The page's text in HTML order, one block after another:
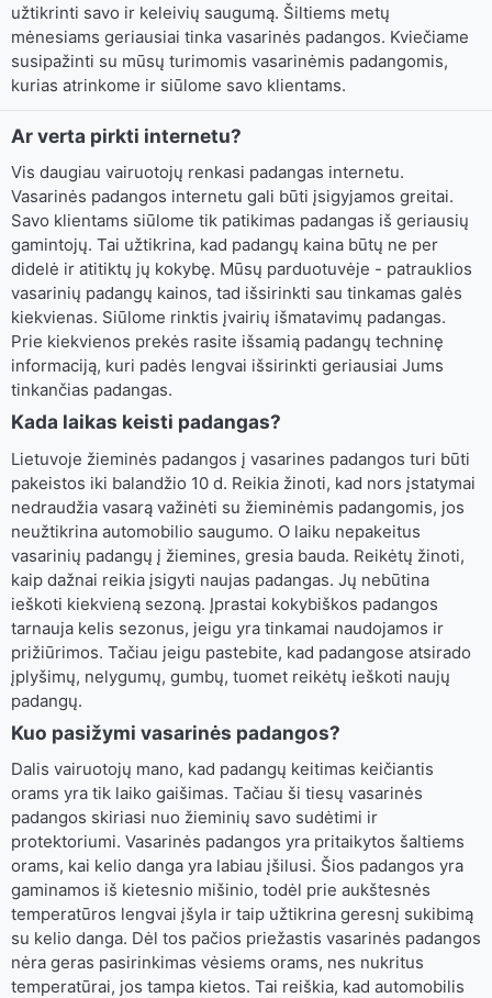
užtikrinti savo ir keleivių saugumą. Šiltiems metų
mėnesiams geriausiai tinka vasarinės padangos. Kviečiame
susipažinti su mūsų turimomis vasarinėmis padangomis,
kurias atrinkome ir siūlome savo klientams.
Ar verta pirkti internetu?
Vis daugiau vairuotojų renkasi padangas internetu.
Vasarinės padangos internetu gali būti įsigyjamos greitai.
Savo klientams siūlome tik patikimas padangas iš geriausių
gamintojų. Tai užtikrina, kad padangų kaina būtų ne per
didelė ir atitiktų jų kokybę. Mūsų parduotuvėje - patrauklios
vasarinių padangų kainos, tad išsirinkti sau tinkamas galės
kiekvienas. Siūlome rinktis įvairių išmatavimų padangas.
Prie kiekvienos prekės rasite išsamią padangų techninę
informaciją, kuri padės lengvai išsirinkti geriausiai Jums
tinkančias padangas.
Kada laikas keisti padangas?
Lietuvoje žieminės padangos į vasarines padangos turi būti
pakeistos iki balandžio 10 d. Reikia žinoti, kad nors įstatymai
nedraudžia vasarą važinėti su žieminėmis padangomis, jos
neužtikrina automobilio saugumo. O laiku nepakeitus
vasarinių padangų į žiemines, gresia bauda. Reikėtų žinoti,
kaip dažnai reikia įsigyti naujas padangas. Jų nebūtina
ieškoti kiekvieną sezoną. Įprastai kokybiškos padangos
tarnauja kelis sezonus, jeigu yra tinkamai naudojamos ir
prižiūrimos. Tačiau jeigu pastebite, kad padangose atsirado
įplyšimų, nelygumų, gumbų, tuomet reikėtų ieškoti naujų
padangų.
Kuo pasižymi vasarinės padangos?
Dalis vairuotojų mano, kad padangų keitimas keičiantis
orams yra tik laiko gaišimas. Tačiau ši tiesų vasarinės
padangos skiriasi nuo žieminių savo sudėtimi ir
protektoriumi. Vasarinės padangos yra pritaikytos šaltiems
orams, kai kelio danga yra labiau įšilusi. Šios padangos yra
gaminamos iš kietesnio mišinio, todėl prie aukštesnės
temperatūros lengvai įšyla ir taip užtikrina geresnį sukibimą
su kelio danga. Dėl tos pačios priežastis vasarinės padangos
nėra geras pasirinkimas vėsiems orams, nes nukritus
temperatūrai, jos tampa kietos. Tai reiškia, kad automobilis